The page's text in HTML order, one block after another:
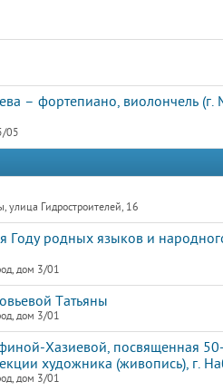
– фортепиано, виолончель
05
улица Гидростроителей, 16
Году родных языков и
дом 3/01
Татьяны
дом 3/01
Хазиевой, посвященная
художника (живопись), г.
дом 3/01